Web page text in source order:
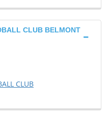
CLUB BELMONT
CLUB